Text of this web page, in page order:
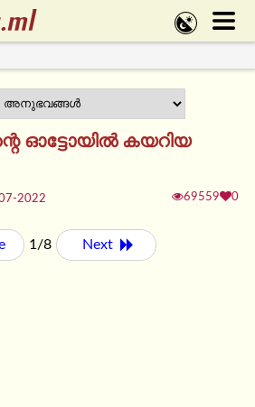
ഓട്ടോയിൽ കയറിയ
2022 69559 0
1/8 Next